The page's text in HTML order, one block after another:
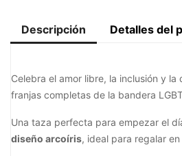
Descripción Detalles del
Celebra el amor libre, la inclusión y
franjas completas de la bandera
Una taza perfecta para empezar el
diseño arcoíris, ideal para regalar en